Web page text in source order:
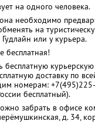
на одного человека.
необходимо
на
или у курьера.
бесплатная!
бесплатную курьерскую
доставку по
номерам:
бесплатный).
забрать в офисе
д. 34,